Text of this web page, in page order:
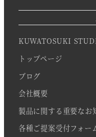
KUWATOSUKI
トップページ
ブログ
会社概要
製品に関する重要なお
各種ご提案受付フォー